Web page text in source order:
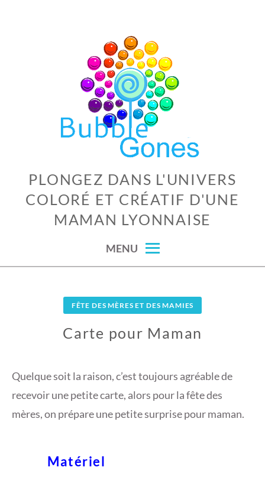
PLONGEZ DANS L'UNIVERS
COLORÉ ET CRÉATIF D'UNE
MAMAN LYONNAISE
MENU
FÊTE DES MÈRES ET DES MAMIES
Carte pour Maman
J
N
Quelque soit la raison, c’est toujours agréable de
recevoir une petite carte, alors pour la fête des
mères, on prépare une petite surprise pour maman.
Matériel